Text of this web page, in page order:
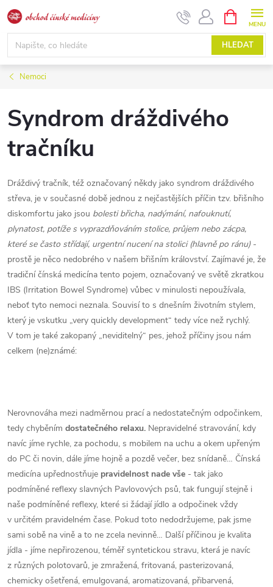
Přejít
na
obsah
HLEDAT
NÁKUPNÍ
KOŠÍK
Nemoci
Syndrom dráždivého
tračníku
Dráždivý tračník, též označovaný někdy jako syndrom dráždivého
střeva, je v současné době jednou z nejčastějších příčin tzv. břišního
diskomfortu jako jsou bolesti břicha, nadýmání, nafouknutí,
plynatost, potíže s vyprazdňováním stolice, průjem nebo zácpa,
které se často střídají, urgentní nucení na stolici (hlavně po ránu) -
prostě je něco nedobrého v našem břišním království. Zajímavé je, že
tradiční čínská medicína tento pojem, označovaný ve světě zkratkou
IBS (Irritation Bowel Syndrome) vůbec v minulosti nepoužívala,
neboť tyto nemoci neznala. Souvisí to s dnešním životním stylem,
který je vskutku „very quickly development“ tedy více než rychlý.
V tom je také zakopaný „neviditelný“ pes, jehož příčiny jsou nám
celkem (ne)známé:
Nerovnováha mezi nadměrnou prací a nedostatečným odpočinkem,
tedy chyběním dostatečného relaxu. Nepravidelné stravování, kdy
navíc jíme rychle, za pochodu, s mobilem na uchu a okem upřeným
do PC či novin, dále jíme hojně a pozdě večer, bez snídaně… Čínská
medicína upřednostňuje pravidelnost nade vše - tak jako
podmíněné reflexy slavných Pavlovových psů, tak fungují stejně i
naše podmíněné reflexy, které si žádají jídlo a odpočinek vždy
v určitém pravidelném čase. Pokud toto nedodržujeme, pak jsme
sami sobě na vině a to ne zcela nevinně… Další příčinou je kvalita
jídla - jíme nepřirozenou, téměř syntetickou stravu, která je navíc
z různých polotovarů, je zmražená, fritovaná, pasterizovaná,
chemicky ošetřená, emulgovaná, aromatizovaná, přibarvená,